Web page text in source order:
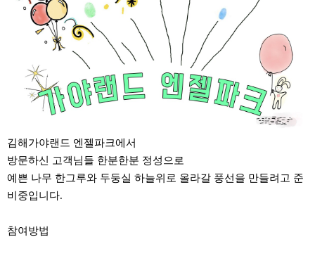
김해가야랜드 엔젤파크에서
방문하신 고객님들 한분한분 정성으로
예쁜 나무 한그루와 두둥실 하늘위로 올라갈 풍선을 만들려고 준
비중입니다.
참여방법